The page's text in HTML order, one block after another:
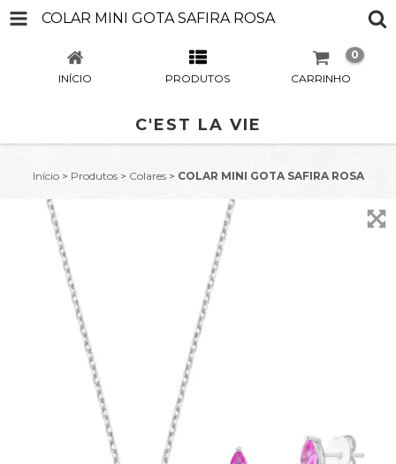
COLAR MINI GOTA SAFIRA ROSA
INÍCIO PRODUTOS CARRINHO
0
C'EST LA VIE
Início > Produtos > Colares > COLAR MINI GOTA SAFIRA ROSA